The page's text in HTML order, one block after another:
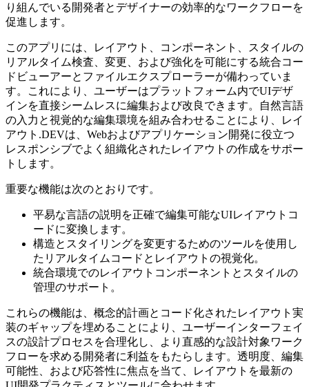
り組んでいる開発者とデザイナーの効率的なワークフローを
促進します。
このアプリには、レイアウト、コンポーネント、スタイルの
リアルタイム検査、変更、および強化を可能にする統合コー
ドビューアーとファイルエクスプローラーが備わっていま
す。これにより、ユーザーはプラットフォーム内でUIデザ
インを直接シームレスに編集および改良できます。自然言語
の入力と視覚的な編集環境を組み合わせることにより、レイ
アウト.DEVは、Webおよびアプリケーション開発に役立つ
レスポンシブでよく組織化されたレイアウトの作成をサポー
トします。
重要な機能は次のとおりです。
平易な言語の説明を正確で編集可能なUIレイアウトコ
ードに変換します。
構造とスタイリングを変更するためのツールを使用し
たリアルタイムコードとレイアウトの視覚化。
統合環境でのレイアウトコンポーネントとスタイルの
管理のサポート。
これらの機能は、概念的計画とコード化されたレイアウト実
装のギャップを埋めることにより、ユーザーインターフェイ
スの設計プロセスを合理化し、より直感的な設計対象ワーク
フローを求める開発者に利益をもたらします。透明度、編集
可能性、および応答性に焦点を当て、レイアウトを最新の